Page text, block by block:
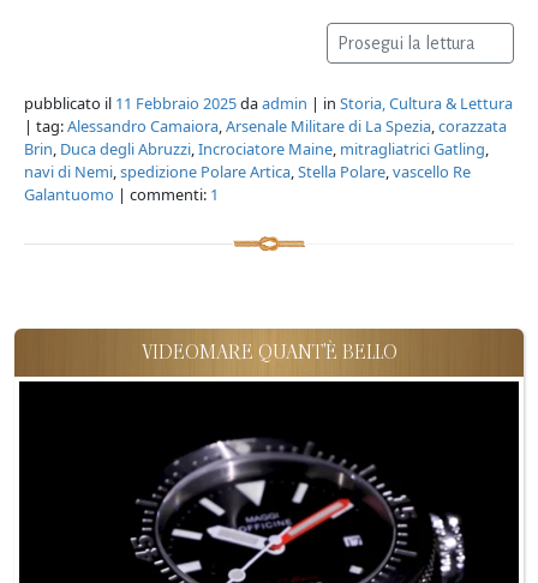
Prosegui la lettura
pubblicato il 11 Febbraio 2025daadmin | in Storia, Cultura & Lettura
| tag:Alessandro Camaiora,Arsenale Militare di La Spezia,corazzata
Brin, Duca degli Abruzzi,Incrociatore Maine, mitragliatrici Gatling,
navi di Nemi,spedizione Polare Artica,Stella Polare,vascello Re
Galantuomo | commenti: 1
VIDEOMARE QUANT'È BELLO